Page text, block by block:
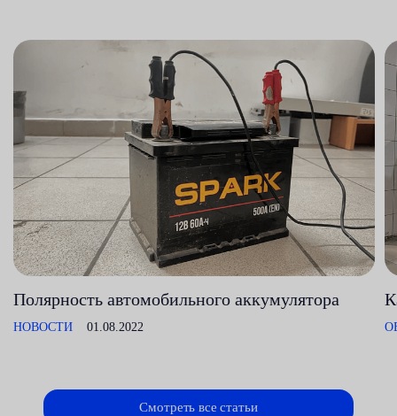
Полярность автомобильного аккумулятора
НОВОСТИ 01.08.2022
Смотреть все статьи